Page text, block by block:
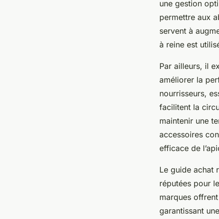
une gestion
permettre aux
servent à
à reine est
Par ailleurs, il
améliorer la
nourrisseurs,
facilitent la
maintenir une
accessoires
efficace de
Le guide achat
réputées pour
marques
garantissant